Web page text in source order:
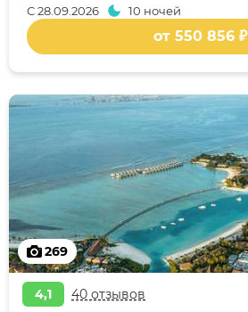
С28.09.2026 10 ночей
от 550 856 ₽
269
4,1 40 отзывов